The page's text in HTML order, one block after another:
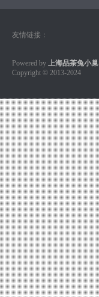
友情链接：
Powered by 上海品茶兔小巢
Copyright © 2013-2024